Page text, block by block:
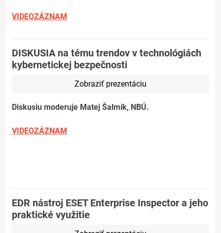
VIDEOZÁZNAM
DISKUSIA na tému trendov v technológiách
kybernetickej bezpečnosti
Zobraziť prezentáciu
Diskusiu moderuje Matej Šalmík, NBÚ.
VIDEOZÁZNAM
EDR nástroj ESET Enterprise Inspector a jeho
praktické využitie